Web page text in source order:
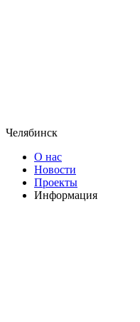
Челябинск
О нас
Новости
Проекты
Информация